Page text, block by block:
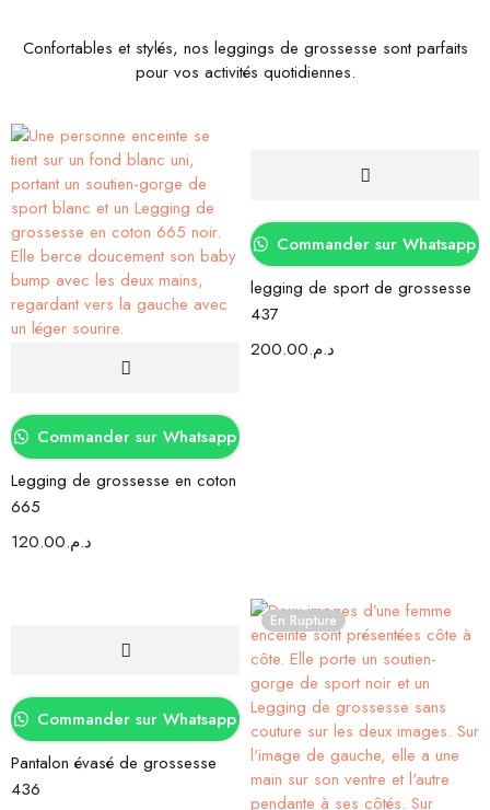
Confortables et stylés, nos leggings de grossesse sont parfaits
pour vos activités quotidiennes.
Commander sur Whatsapp
Legging de grossesse en coton
665
د.م.120.00
Commander sur Whatsapp
legging de sport de grossesse
437
د.م.200.00
Commander sur Whatsapp
Pantalon évasé de grossesse
436
En Rupture